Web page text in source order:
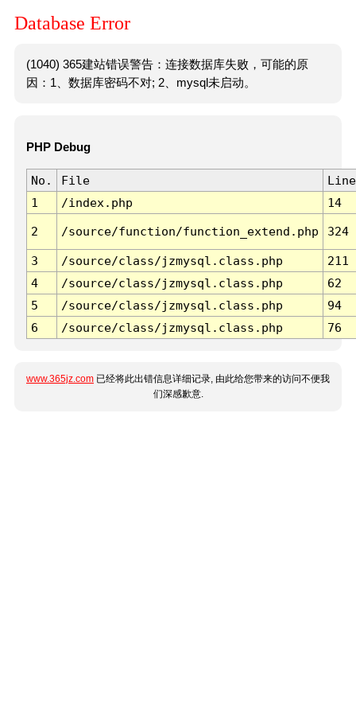
Database Error
(1040) 365建站错误警告：连接数据库失败，可能的原
因：1、数据库密码不对; 2、mysql未启动。
PHP Debug
No. File
Line
1
/index.php 14
2 /source/function/function_extend.php 324
3 /source/class/jzmysql.class.php
211
4
/source/class/jzmysql.class.php
62
5
/source/class/jzmysql.class.php
94
6
/source/class/jzmysql.class.php 76
www.365jz.com 已经将此出错信息详细记录, 由此给您带来的访问不便我
们深感歉意.